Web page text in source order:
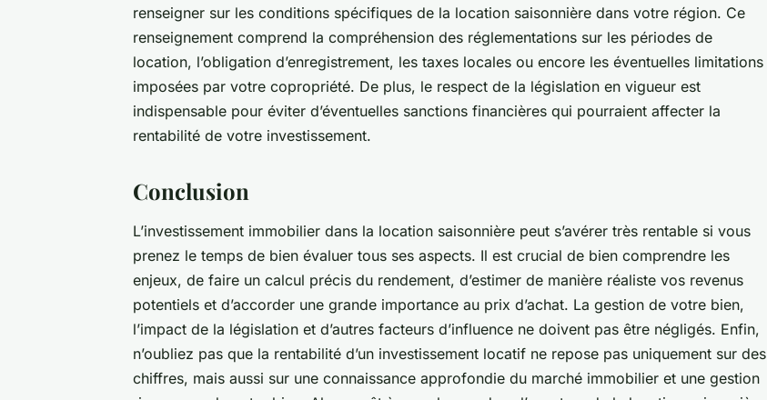
renseigner sur les conditions spécifiques de la location saisonnière dans votre région. Ce
renseignement comprend la compréhension des réglementations sur les périodes de
location, l’obligation d’enregistrement, les taxes locales ou encore les éventuelles limitations
imposées par votre copropriété. De plus, le respect de la législation en vigueur est
indispensable pour éviter d’éventuelles sanctions financières qui pourraient affecter la
rentabilité de votre investissement.
Conclusion
L’investissement immobilier dans la location saisonnière peut s’avérer très rentable si vous
prenez le temps de bien évaluer tous ses aspects. Il est crucial de bien comprendre les
enjeux, de faire un calcul précis du rendement, d’estimer de manière réaliste vos revenus
potentiels et d’accorder une grande importance au prix d’achat. La gestion de votre bien,
l’impact de la législation et d’autres facteurs d’influence ne doivent pas être négligés. Enfin,
n’oubliez pas que la rentabilité d’un investissement locatif ne repose pas uniquement sur des
chiffres, mais aussi sur une connaissance approfondie du marché immobilier et une gestion